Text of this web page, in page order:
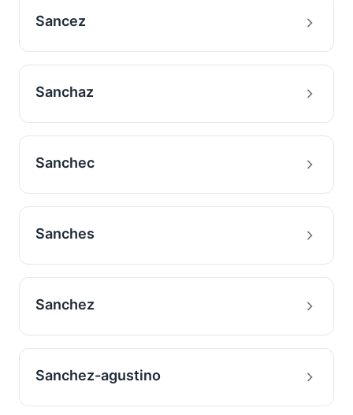
Sancez
Sanchaz
Sanchec
Sanches
Sanchez
Sanchez-agustino